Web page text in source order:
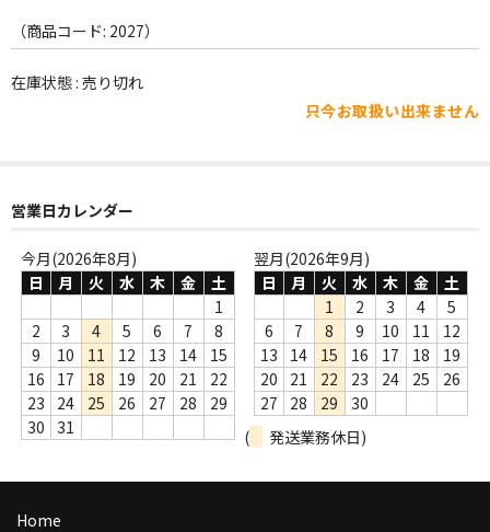
WORLD
その他
Webのみ no.2
Webのみ no.3
Webのみ no.4
売り切れ
（商品コード: 2027）
在庫状態 : 売り切れ
只今お取扱い出来ません
営業日カレンダー
今月(2026年8月)
日
月 火 水 木 金
土
1
2
3 4 5 6 7
8
9
10 11 12 13 14
15
16
17 18 19 20 21
22
23
24 25 26 27 28
29
30
31
翌月(2026年9月)
日
月 火 水 木 金
土
1
2 3 4
5
6
7 8 9 10 11
12
13
14 15 16 17 18
19
20
21 22 23 24 25
26
27
28 29
30
(
発送業務休日)
Home